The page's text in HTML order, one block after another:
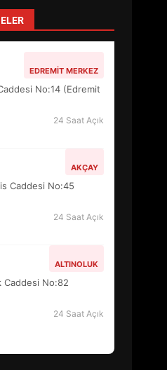
EDREMIT MERKEZ
No:14 (Edremit
24 Saat Açık
AKÇAY
Caddesi No:45
24 Saat Açık
ALTINOLUK
Caddesi No:82
24 Saat Açık
NE BAŞARDI?
MÜZELERİNDE
NE DEĞİŞTİ?
SATRANÇ
YENİ
NASIL ŞEKİLLENDİ?
GEÇİYOR: GÖZLER